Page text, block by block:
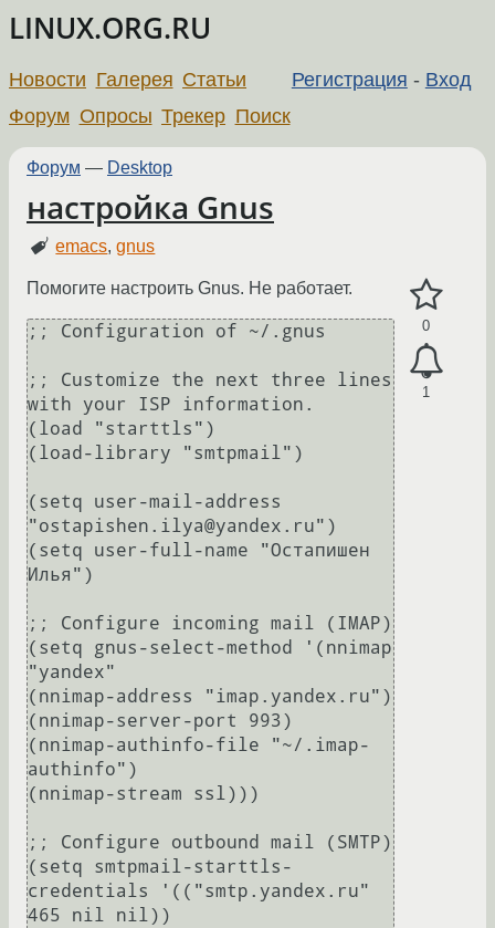
LINUX.ORG.RU
Регистрация - Вход
Новости Галерея Статьи
Форум Опросы Трекер Поиск
Форум — Desktop
настройка Gnus
emacs,gnus
0
1
Помогите настроить Gnus. Не работает.
;; Configuration of ~/.gnus
;; Customize the next three lines
with your ISP information.
(load "starttls")
(load-library "smtpmail")
(setq user-mail-address
"ostapishen.ilya@yandex.ru")
(setq user-full-name "Остапишен
Илья")
;; Configure incoming mail (IMAP)
(setq gnus-select-method '(nnimap
"yandex"
(nnimap-address "imap.yandex.ru")
(nnimap-server-port 993)
(nnimap-authinfo-file "~/.imap-
authinfo")
(nnimap-stream ssl)))
;; Configure outbound mail (SMTP)
(setq smtpmail-starttls-
credentials '(("smtp.yandex.ru"
465 nil nil))